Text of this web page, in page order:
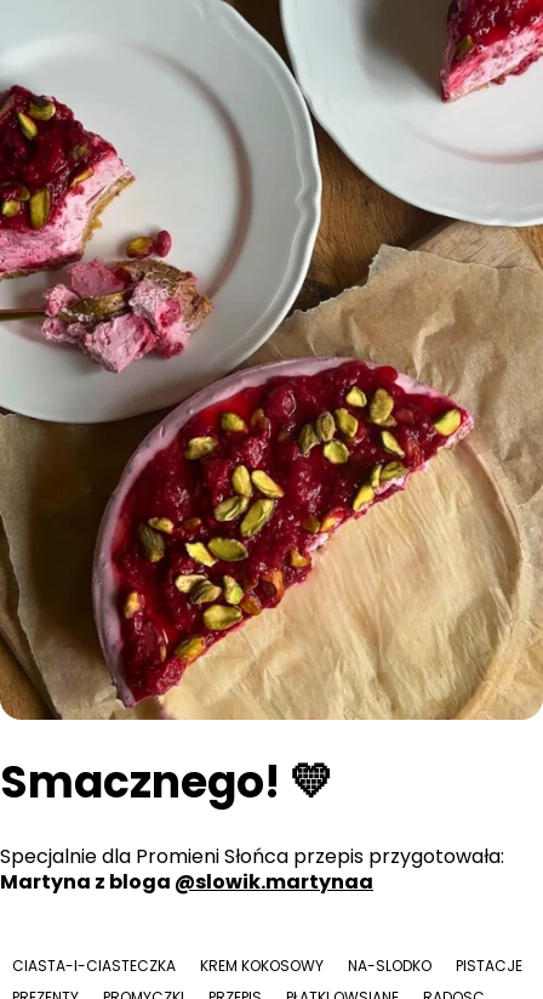
Smacznego! 💛
Specjalnie dla Promieni Słońca przepis przygotowała:
Martyna z bloga @slowik.martynaa
CIASTA-I-CIASTECZKA KREM KOKOSOWY NA-SLODKO
PISTACJE